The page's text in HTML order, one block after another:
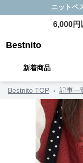
ニットベ
6,000
Bestnito
新着商品
Bestnito TOP › 記事一